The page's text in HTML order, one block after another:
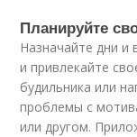
Планируйте
Назначайте дни и
и привлекайте
будильника или
проблемы с
или другом.